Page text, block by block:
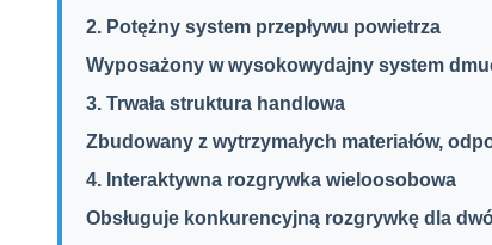
2. Potężny system przepływu powietrza
Wyposażony w wysokowydajny system
3. Trwała struktura handlowa
Zbudowany z wytrzymałych materiałów,
4. Interaktywna rozgrywka wieloosobowa
Obsługuje konkurencyjną rozgrywkę dla